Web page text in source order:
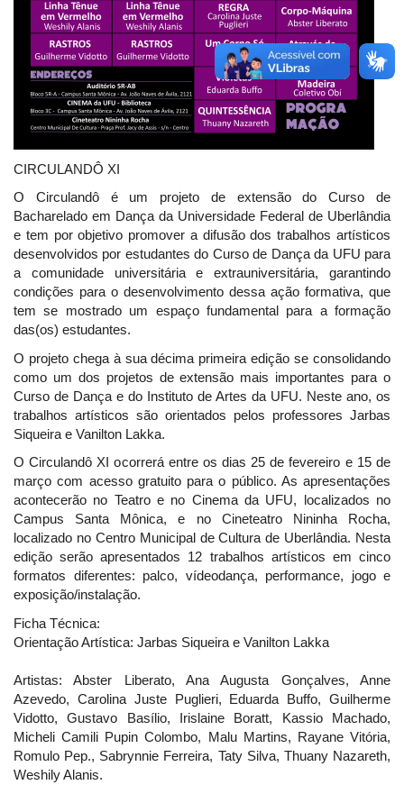
CIRCULANDÔ XI
O Circulandô é um projeto de extensão do Curso de
Bacharelado em Dança da Universidade Federal de Uberlândia
e tem por objetivo promover a difusão dos trabalhos artísticos
desenvolvidos por estudantes do Curso de Dança da UFU para
a comunidade universitária e extrauniversitária, garantindo
condições para o desenvolvimento dessa ação formativa, que
tem se mostrado um espaço fundamental para a formação
das(os) estudantes.
O projeto chega à sua décima primeira edição se consolidando
como um dos projetos de extensão mais importantes para o
Curso de Dança e do Instituto de Artes da UFU. Neste ano, os
trabalhos artísticos são orientados pelos professores Jarbas
Siqueira e Vanilton Lakka.
O Circulandô XI ocorrerá entre os dias 25 de fevereiro e 15 de
março com acesso gratuito para o público. As apresentações
acontecerão no Teatro e no Cinema da UFU, localizados no
Campus Santa Mônica, e no Cineteatro Nininha Rocha,
localizado no Centro Municipal de Cultura de Uberlândia. Nesta
edição serão apresentados 12 trabalhos artísticos em cinco
formatos diferentes: palco, vídeodança, performance, jogo e
exposição/instalação.
Ficha Técnica:
Orientação Artística: Jarbas Siqueira e Vanilton Lakka
Artistas: Abster Liberato, Ana Augusta Gonçalves, Anne
Azevedo, Carolina Juste Puglieri, Eduarda Buffo, Guilherme
Vidotto, Gustavo Basílio, Irislaine Boratt, Kassio Machado,
Micheli Camili Pupin Colombo, Malu Martins, Rayane Vitória,
Romulo Pep., Sabrynnie Ferreira, Taty Silva, Thuany Nazareth,
Weshily Alanis.